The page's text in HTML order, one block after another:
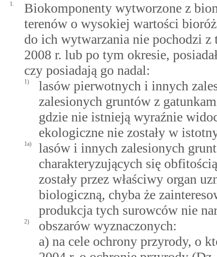
1.
Biokomponenty wytworzone z
terenów o wysokiej wartości
do ich wytwarzania nie pochodzi z
2008 r. lub po tym okresie,
czy posiadają go nadal:
1)
lasów pierwotnych i innych
zalesionych gruntów z
gdzie nie istnieją wyraźnie
ekologiczne nie zostały w
1a)
lasów i innych zalesionych
charakteryzujących się
zostały przez właściwy organ
biologiczną, chyba że
produkcja tych surowców nie
2)
obszarów wyznaczonych:
a) na cele ochrony przyrody, o